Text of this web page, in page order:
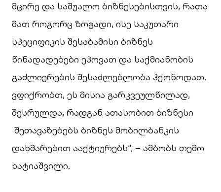
მცირე და საშუალო ბიზნესებისთვის, რათა
მათ როგორც ზოგადი, ისე საკუთარი
სპეციფიკის შესაბამისი ბიზნეს
წინადადებები ეპოვათ და საქმიანობის
გაძლიერების შესაძლებლობა ჰქონოდათ.
ვფიქრობთ, ეს მისია გარკვეულწილად,
შესრულდა, რადგან ათასობით ბიზნესი
შეთავაზებებს ბიზნეს მობილბანკის
დახმარებით ააქტიურებს“, – ამბობს თემო
ხატიაშვილი.